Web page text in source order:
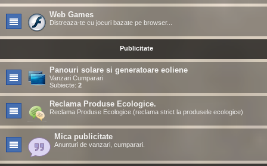
Web Games
Distreaza-te cu jocuri bazate pe browser...
Publicitate
Panouri solare si generatoare eoliene
Vanzari Cumparari
Subiecte: 2
Reclama Produse Ecologice.
Reclama Produse Ecologice.(reclama strict la produsele ecologice)
Mica publicitate
Anunturi de vanzari, cumparari.